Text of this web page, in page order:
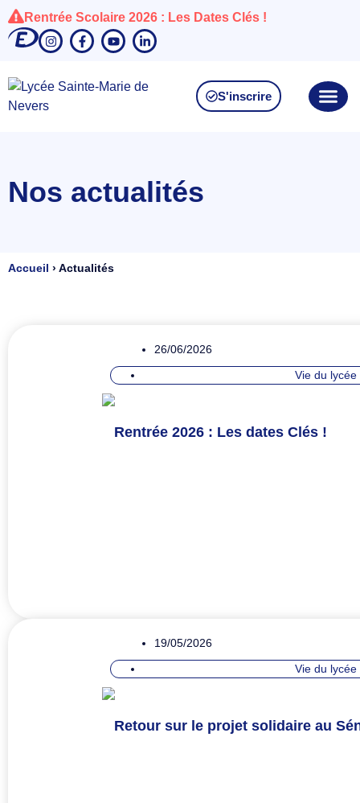
Rentrée Scolaire 2026 : Les Dates Clés !
S'inscrire
Nos actualités
Accueil › Actualités
26/06/2026
Vie du lycée
Rentrée 2026 : Les dates Clés !
19/05/2026
Vie du lycée
Retour sur le projet solidaire au